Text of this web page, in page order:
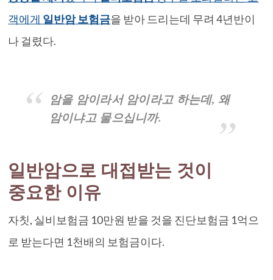
객에게 일반암 보험금을 받아 드리는데 무려 4년반이
나 걸렸다.
암을 암이라서 암이라고 하는데, 왜
암이냐고 물으십니까.
일반암으로 대접받는 것이
중요한 이유
자칫, 실비보험금 10만원 받을 것을 진단보험금 1억으
로 받는다면 1천배의 보험금이다.